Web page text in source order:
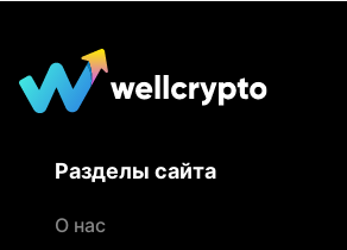
Разделы сайта
О нас